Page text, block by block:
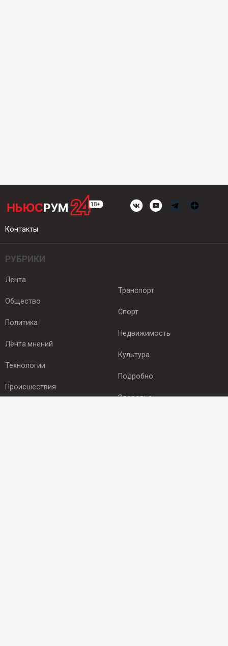
Контакты
РУБРИКИ
Лента
Общество
Политика
Лента мнений
Технологии
Происшествия
Транспорт
Спорт
Недвижимость
Культура
Подробно
Здоровье